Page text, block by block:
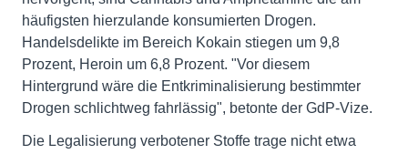
häufigsten hierzulande konsumierten Drogen.
Handelsdelikte im Bereich Kokain stiegen um 9,8
Prozent, Heroin um 6,8 Prozent. "Vor diesem
Hintergrund wäre die Entkriminalisierung bestimmter
Drogen schlichtweg fahrlässig", betonte der GdP-Vize.
Die Legalisierung verbotener Stoffe trage nicht etwa